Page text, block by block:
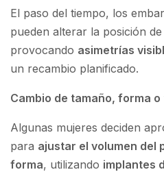
El paso del tiempo, los
pueden alterar la posición
provocando asimetrías
un recambio planificado.
Cambio de tamaño, forma
Algunas mujeres deciden
para ajustar el volumen del
forma, utilizando implantes